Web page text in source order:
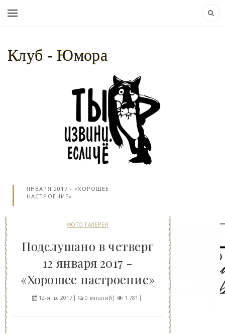
Клуб - Юмора
ЯНВАРЯ 2017 - «ХОРОШЕЕ
НАСТРОЕНИЕ»
ФОТО ГАЛЕРЕЯ
Подслушано в четверг
12 января 2017 -
«Хорошее настроение»
12-янв, 2017 0 мнений 1 781